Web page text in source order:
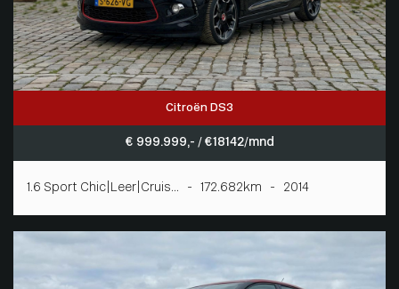
Citroën DS3
€ 999.999,- / € 18142/mnd
1.6 Sport Chic|Leer|Cruis... - 172.682km - 2014